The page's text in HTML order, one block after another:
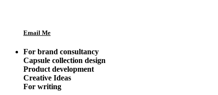
Email Me
For brand consultancy
Capsule collection design
Product development
Creative Ideas
For writing